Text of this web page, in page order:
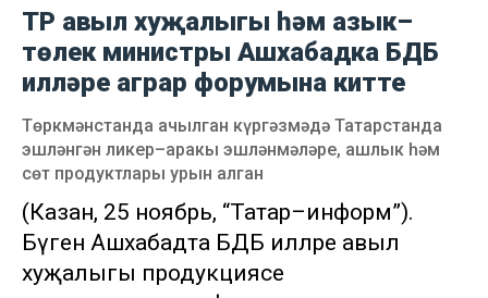
ТР авыл хуҗалыгы һәм азык–
төлек министры Ашхабадка БДБ
илләре аграр форумына китте
Төркмәнстанда ачылган күргәзмәдә Татарстанда
эшләнгән ликер–аракы эшләнмәләре, ашлык һәм
сөт продуктлары урын алган
(Казан, 25 ноябрь, “Татар–информ”).
Бүген Ашхабадта БДБ илләре авыл
хуҗалыгы продукциясе